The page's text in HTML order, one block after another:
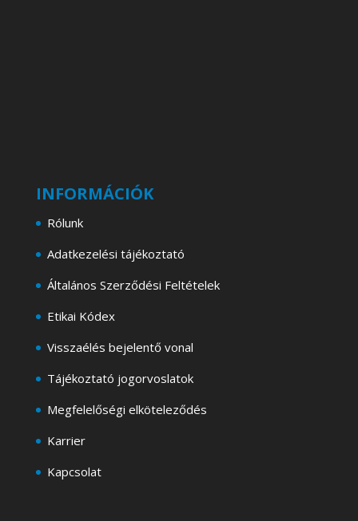
INFORMÁCIÓK
Rólunk
Adatkezelési tájékoztató
Általános Szerződési Feltételek
Etikai Kódex
Visszaélés bejelentő vonal
Tájékoztató jogorvoslatok
Megfelelőségi elköteleződés
Karrier
Kapcsolat